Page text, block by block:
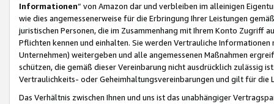
Informationen“ von Amazon dar und verbleiben im alleinigen
wie dies angemessenerweise für die Erbringung Ihrer Leistungen
juristischen Personen, die im Zusammenhang mit Ihrem Konto
Pflichten kennen und einhalten. Sie werden Vertrauliche
Unternehmen) weitergeben und alle angemessenen Maßnahmen
schützen, die gemäß dieser Vereinbarung nicht ausdrücklich zulässig
Vertraulichkeits- oder Geheimhaltungsvereinbarungen und gilt für die
Das Verhältnis zwischen Ihnen und uns ist das unabhängiger